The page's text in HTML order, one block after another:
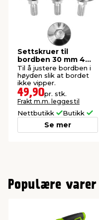
Settskruer til
bordben 30 mm 4
stk.
Til å justere bordben i
høyden slik at bordet
ikke vipper.
49,90pr. stk.
Frakt m.m. legges til
Nettbutikk Butikk
Se mer
Populære